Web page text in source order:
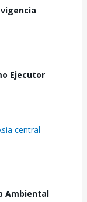
Ejecutor
central
Ambiental